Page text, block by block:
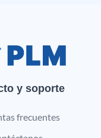
y soporte
frecuentes